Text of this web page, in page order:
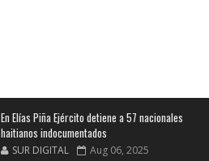
En Elías Piña Ejército detiene a 57 nacionales
haitianos indocumentados
SUR DIGITAL Aug 06, 2025